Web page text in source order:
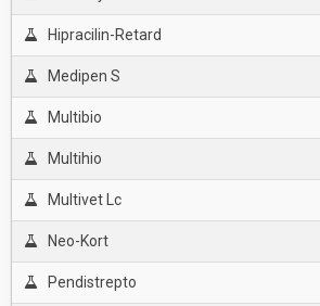
Hipracilin-Retard
Medipen S
Multibio
Multihio
Multivet Lc
Neo-Kort
Pendistrepto